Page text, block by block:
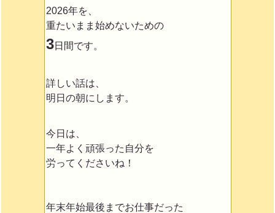
2026年を、
重たいまま始めないための
3日間です。
詳しい話は、
明日の朝にします。
今日は、
一年よく頑張った自分を
労ってくださいね！
年末年始最後までお仕事だった